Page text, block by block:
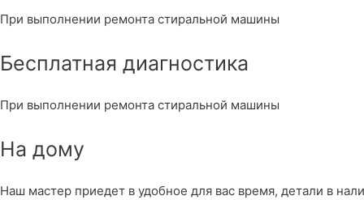
При выполнении ремонта стиральной машины
Бесплатная диагностика
При выполнении ремонта стиральной машины
На дому
Наш мастер приедет в удобное для вас время, детали в